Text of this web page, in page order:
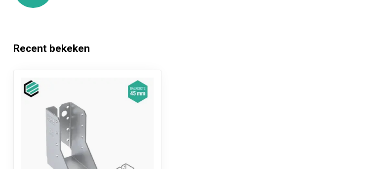
Dikte (mm)
Gatenpatroon
Toepassing
CE Keurmerk
Recent bekeken